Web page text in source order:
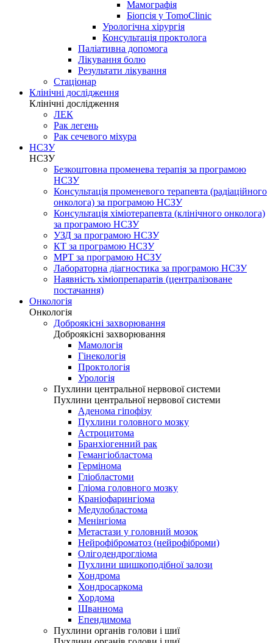
Мамографія
Біопсія у TomoClinic
Урологічна хірургія
Консультація проктолога
Паліативна допомога
Лікування болю
Результати лікування
Стаціонар
Клінічні дослідження
Клінічні дослідження
ЛЕК
Рак легень
Рак сечевого міхура
НСЗУ
НСЗУ
Безкоштовна променева терапія за програмою
НСЗУ
Консультація променевого терапевта (радіаційного
онколога) за програмою НСЗУ
Консультація хіміотерапевта (клінічного онколога)
за програмою НСЗУ
УЗД за програмою НСЗУ
КТ за програмою НСЗУ
МРТ за програмою НСЗУ
Лабораторна діагностика за програмою НСЗУ
Наявність хіміопрепаратів (централізоване
постачання)
Онкологія
Онкологія
Доброякісні захворювання
Доброякісні захворювання
Мамологія
Гінекологія
Проктологія
Урологія
Пухлини центральної нервової системи
Пухлини центральної нервової системи
Аденома гіпофізу
Пухлини головного мозку
Астроцитома
Бранхіогенний рак
Гемангіобластома
Гермінома
Гліобластоми
Гліома головного мозку
Краніофарингіома
Медулобластома
Менінгіома
Метастази у головний мозок
Нейрофіброматоз (нейрофіброми)
Олігодендрогліома
Пухлини шишкоподібної залози
Хондрома
Хондросаркома
Хордома
Шваннома
Епендимома
Пухлини органів голови і шиї